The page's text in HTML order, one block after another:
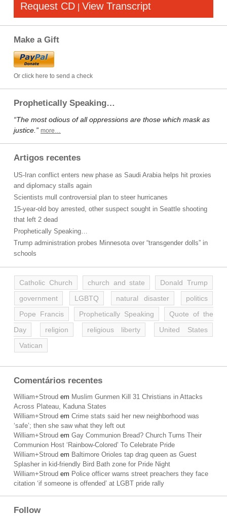
Request CD | View Transcript
Make a Gift
Or click here to send a check
Prophetically Speaking…
“The most odious of all oppressions are those which mask as
justice.” more…
Artigos recentes
US-Iran conflict enters new phase as Saudi Arabia helps hit proxies
and diplomacy stalls again
Scientists mull controversial plan to steer hurricanes
15-year-old boy arrested, other suspect sought in Seattle shooting
that left 2 dead
Prophetically Speaking…
Trump administration probes Minnesota over “transgender dolls” in
schools
Catholic Church church and state
Donald Trump
government
LGBTQ natural disaster
politics
Pope Francis
Prophetically Speaking
Quote of the
Day
religion religious liberty
United States
Vatican
Comentários recentes
William+Stroud em Muslim Gunmen Kill 31 Christians in Attacks
Across Plateau, Kaduna States
William+Stroud em Crime stats said her new neighborhood was
‘safe’; then she saw what they left out
William+Stroud em Gay Communion Bread? Church Turns Their
Communion Host ‘Rainbow-Colored’ To Celebrate Pride
William+Stroud em Baltimore Orioles tap drag queen as Guest
Splasher in kid-friendly Bird Bath zone for Pride Night
William+Stroud em Police officer warns street preachers they face
citation ‘if someone is offended’ at LGBT pride rally
Follow